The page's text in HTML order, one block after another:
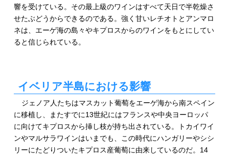
響を受けている。その最上級のワインはすべて天日で半乾燥さ
せたぶどうからできるのである。強く甘いレチオトとアンマロ
ネは、エーゲ海の島々やキプロスからのワインをもとにしてい
ると信じられている。
イベリア半島における影響
ジェノア人たちはマスカット葡萄をエーゲ海から南スペイン
に移植し、またすでに13世紀にはフランスや中央ヨーロッパ
に向けてキプロスから挿し枝が持ち出されている。トカイワイ
ンやマルサラワインはいまでも、この時代にハンガリーやシシ
リーにたどりついたキプロス産葡萄に由来しているのだ。14